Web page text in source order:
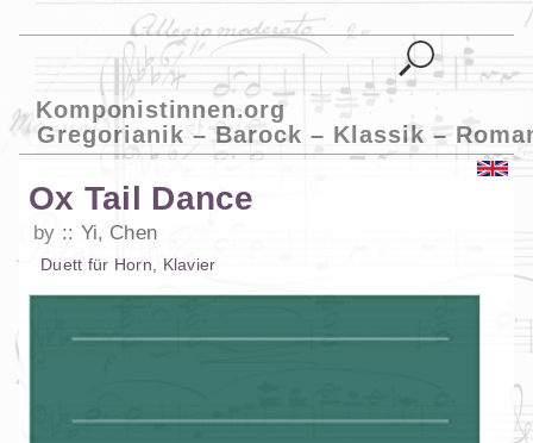
Komponistinnen.org
Gregorianik – Barock – Klassik –
Ox Tail Dance
by Yi, Chen
Duett für Horn Klavier